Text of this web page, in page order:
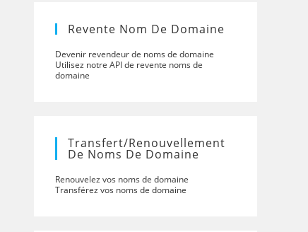
Revente Nom De Domaine
Devenir revendeur de noms de domaine
Utilisez notre API de revente noms de
domaine
Transfert/renouvellement
De Noms De Domaine
Renouvelez vos noms de domaine
Transférez vos noms de domaine